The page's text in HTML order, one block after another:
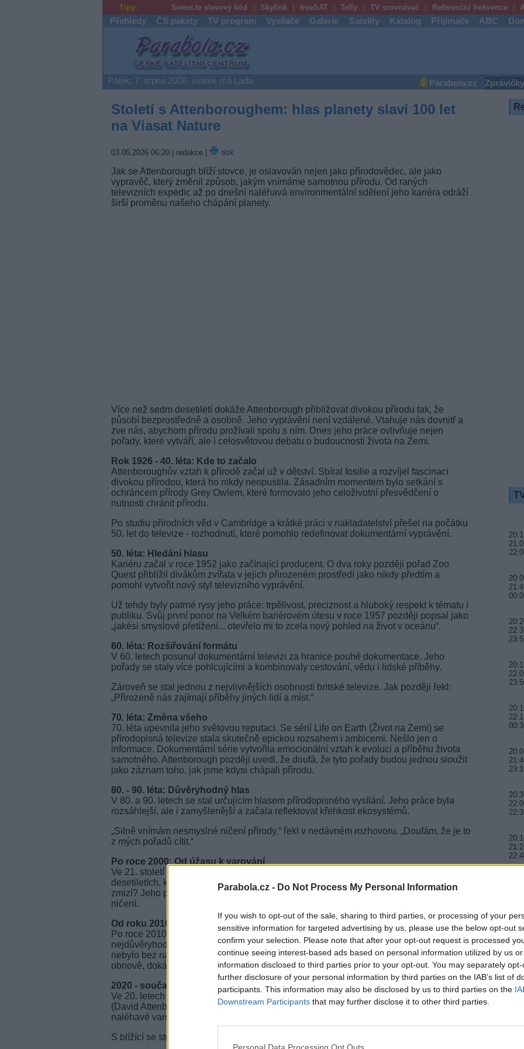
Parabola.cz - Do Not Process My Personal Information
If you wish to opt-out of the sale, sharing to third parties, or processing of your
sensitive information for targeted advertising by us, please use the below opt-out
confirm your selection. Please note that after your opt-out request is processed
continue seeing interest-based ads based on personal information utilized by us
information disclosed to third parties prior to your opt-out. You may separately
further disclosure of your personal information by third parties on the IAB’s list of
participants. This information may also be disclosed by us to third parties on the
Downstream Participants that may further disclose it to other third parties.
Personal Data Processing Opt Outs
Tipy: Sweet.tv slevový kód Skylink freeSAT Telly TV srovnávač Referenční frekvence
Přehledy ČS pakety TV program Vysílače Galerie Satelity Katalog Přijímače ABC
Parabola.cz
Pátek, 7. srpna 2026, svátek má Lada Parabola.cz Zprávičky
Století s Attenboroughem: hlas planety slaví 100 let
na Viasat Nature
03.05.2026 06:20| redakce | tisk
Jak se Attenborough blíží stovce, je oslavován nejen jako přírodovědec, ale jako
vypravěč, který změnil způsob, jakým vnímáme samotnou přírodu. Od raných
televizních expedic až po dnešní naléhavá environmentální sdělení jeho kariéra odráží
širší proměnu našeho chápání planety.
Více než sedm desetiletí dokáže Attenborough přibližovat divokou přírodu tak, že
působí bezprostředně a osobně. Jeho vyprávění není vzdálené. Vtahuje nás dovnitř a
zve nás, abychom přírodu prožívali spolu s ním. Dnes jeho práce ovlivňuje nejen
pořady, které vytváří, ale i celosvětovou debatu o budoucnosti života na Zemi.
Rok 1926 - 40. léta: Kde to začalo
Attenboroughův vztah k přírodě začal už v dětství. Sbíral fosilie a rozvíjel fascinaci
divokou přírodou, která ho nikdy neopustila. Zásadním momentem bylo setkání s
ochráncem přírody Grey Owlem, které formovalo jeho celoživotní přesvědčení o
nutnosti chránit přírodu.
Po studiu přírodních věd v Cambridge a krátké práci v nakladatelství přešel na počátku
50. let do televize - rozhodnutí, které pomohlo redefinovat dokumentární vyprávění.
50. léta: Hledání hlasu
Kariéru začal v roce 1952 jako začínající producent. O dva roky později pořad Zoo
Quest přiblížil divákům zvířata v jejich přirozeném prostředí jako nikdy předtím a
pomohl vytvořit nový styl televizního vyprávění.
Už tehdy byly patrné rysy jeho práce: trpělivost, preciznost a hluboký respekt k tématu i
publiku. Svůj první ponor na Velkém bariérovém útesu v roce 1957 později popsal jako
„jakési smyslové přetížení... otevřelo mi to zcela nový pohled na život v oceánu“.
60. léta: Rozšiřování formátu
V 60. letech posunul dokumentární televizi za hranice pouhé dokumentace. Jeho
pořady se staly více pohlcujícími a kombinovaly cestování, vědu i lidské příběhy.
Zároveň se stal jednou z nejvlivnějších osobností britské televize. Jak později řekl:
„Přirozeně nás zajímají příběhy jiných lidí a míst.“
70. léta: Změna všeho
70. léta upevnila jeho světovou reputaci. Se sérií Life on Earth (Život na Zemi) se
přírodopisná televize stala skutečně epickou rozsahem i ambicemi. Nešlo jen o
informace. Dokumentární série vytvořila emocionální vztah k evoluci a příběhu života
samotného. Attenborough později uvedl, že doufá, že tyto pořady budou jednou sloužit
jako záznam toho, jak jsme kdysi chápali přírodu.
80. - 90. léta: Důvěryhodný hlas
V 80. a 90. letech se stal určujícím hlasem přírodopisného vysílání. Jeho práce byla
rozsáhlejší, ale i zamyšlenější a začala reflektovat křehkost ekosystémů.
„Silně vnímám nesmyslné ničení přírody,“ řekl v nedávném rozhovoru. „Doufám, že je to
z mých pořadů cítit.“
Po roce 2000: Od úžasu k varování
Ve 21. století se tón jeho tvorby začal měnit. Úžas zůstal, ale přibyla naléhavost. Po
desetiletích, kdy vedl diváky k obdivu přírody, začal klást těžší otázku: co se stane, když
zmizí? Jeho pozdější filmy se přímo věnují klimatické změně, ztrátě biotopů i jejich
ničení.
Od roku 2010: Obhájce přírody
Po roce 2010 se jeho role vysílatele a aktivisty spojily. Attenborough se stal jedním z
nejdůvěryhodnějších hlasů v otázkách životního prostředí. Jeho poselství však nikdy
nebylo bez naděje: „Neměli bychom ztrácet naději... Kdykoli jsme dali přírodě prostor k
obnově, dokázala se zotavit.“
2020 - současnost: Hlas planety
Ve 20. letech 21. století jeho sdělení dále zesílilo. Projekty jako A Life on Our Planet
(David Attenborough: Život na naší planetě) působí zároveň jako osobní reflexe i
naléhavé varování.
S blížící se stovkou je jeho odkaz aktuálnější než kdy dřív.